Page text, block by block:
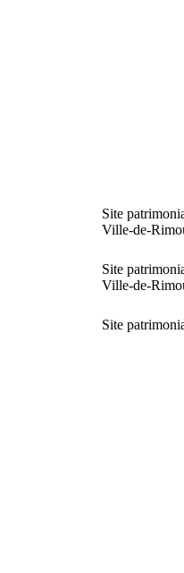
Site
Ville-de-
Site
Ville-de-
Site